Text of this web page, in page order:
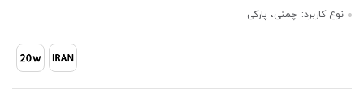
نوع کاربرد: چمنی، پارکی